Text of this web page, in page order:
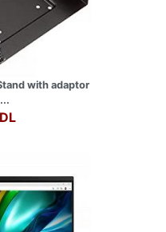
with adaptor